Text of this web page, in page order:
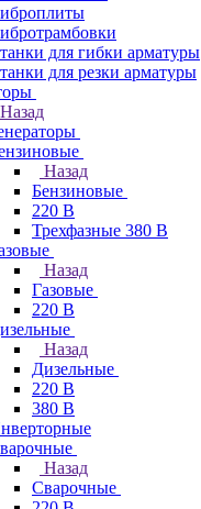
для гибки арматуры
для резки арматуры
Назад
Назад
Бензиновые
220 В
Трехфазные 380 В
Назад
Газовые
220 В
Назад
Дизельные
220 В
380 В
Назад
Сварочные